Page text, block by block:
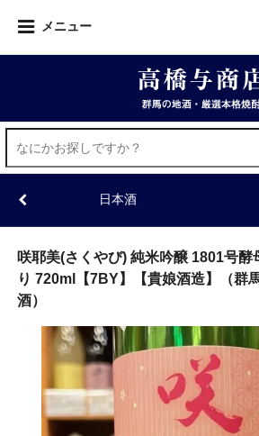
メニュー
日本酒
咲耶美(さくやび) 純米吟醸 1801号酵
り 720ml【7BY】【貴娘酒造】（群
酒）